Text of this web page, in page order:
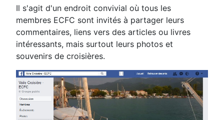
Il s'agit d'un endroit convivial où tous les
membres ECFC sont invités à partager leurs
commentaires, liens vers des articles ou livres
intéressants, mais surtout leurs photos et
souvenirs de croisières.